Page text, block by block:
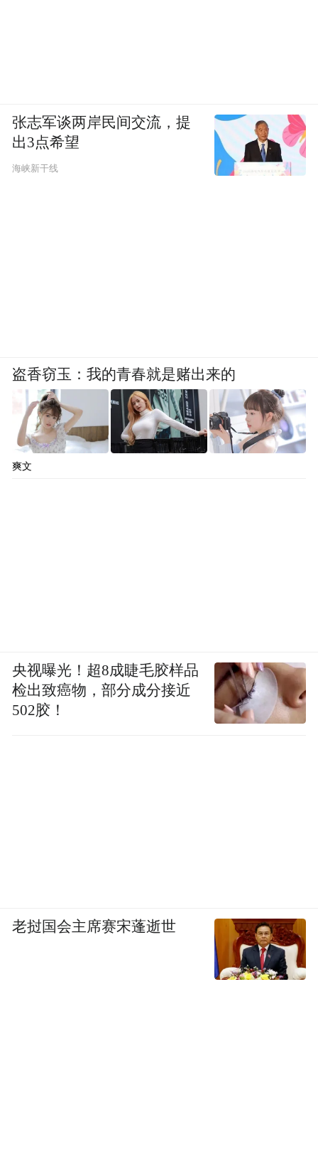
张志军谈两岸民间交流，提
出3点希望
海峡新干线
盗香窃玉：我的青春就是赌出来的
爽文
央视曝光！超8成睫毛胶样品
检出致癌物，部分成分接近
502胶！
老挝国会主席赛宋蓬逝世